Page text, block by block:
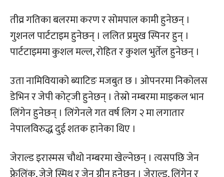
तीव्र गतिका बलरमा करण र सोमपाल कामी हुनेछन् ।
गुशनल पार्टटाइम हुनेछन् । ललित प्रमुख स्पिनर हुन् ।
पार्टटाइममा कुशल मल्ल, रोहित र कुशल भुर्तेल हुनेछन् ।
उता नामिवियाको ब्याटिङ मजबुत छ । ओपनरमा निकोलस
डेभिन र जेपी कोट्जी हुनेछन् । तेस्रो नम्बरमा माइकल भान
लिंगेन हुनेछन् । लिंगेनले गत वर्ष लिग २ मा लगातार
नेपालविरुद्ध दुई शतक हानेका थिए ।
जेराल्ड इरास्मस चौथो नम्बरमा खेल्नेछन् । त्यसपछि जेन